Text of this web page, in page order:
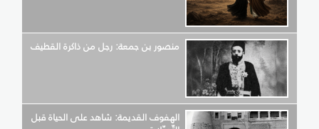
منصور بن جمعة: رجل من ذاكرة القطيف
الهفوف القديمة: شاهد على الحياة قبل